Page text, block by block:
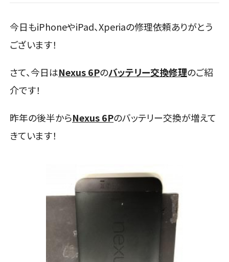
今日もiPhoneやiPad、Xperiaの修理依頼ありがとう
ございます！
さて、今日はNexus 6Pのバッテリー交換修理のご紹
介です！
昨年の後半からNexus 6Pのバッテリー交換が増えて
きています！